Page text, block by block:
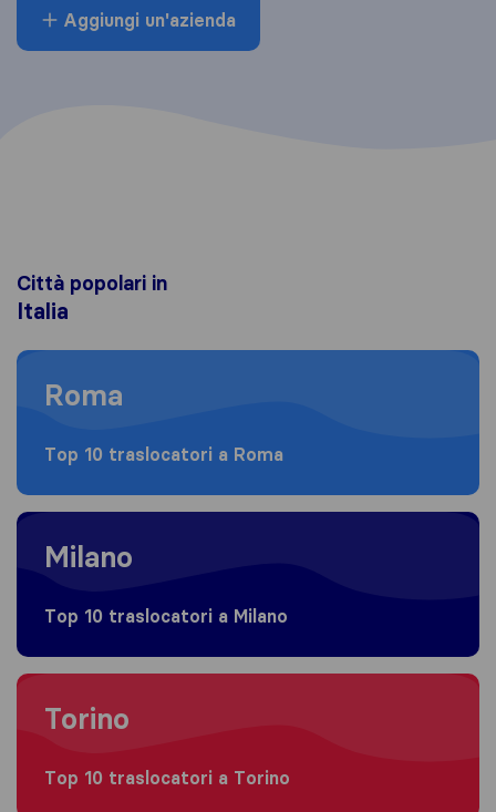
Aggiungi un'azienda
Città popolari in
Italia
Moving to Roma
Roma
Top 10 traslocatori a Roma
Moving to Milano
Milano
Top 10 traslocatori a Milano
Moving to Torino
Torino
Top 10 traslocatori a Torino